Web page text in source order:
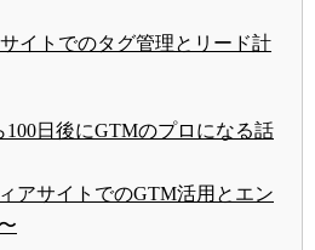
イトでのタグ管理とリード計
100日後にGTMのプロになる話
アサイトでのGTM活用とエン